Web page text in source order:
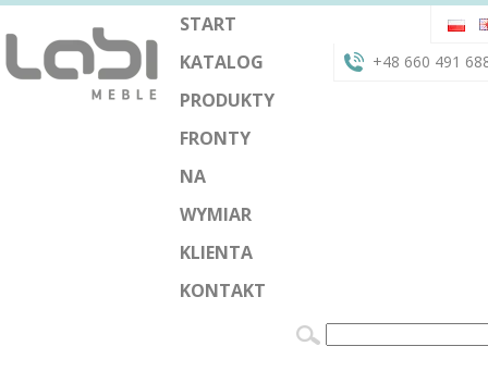
START
KATALOG
PRODUKTY
FRONTY
NA
WYMIAR
KLIENTA
KONTAKT
+48 660 491